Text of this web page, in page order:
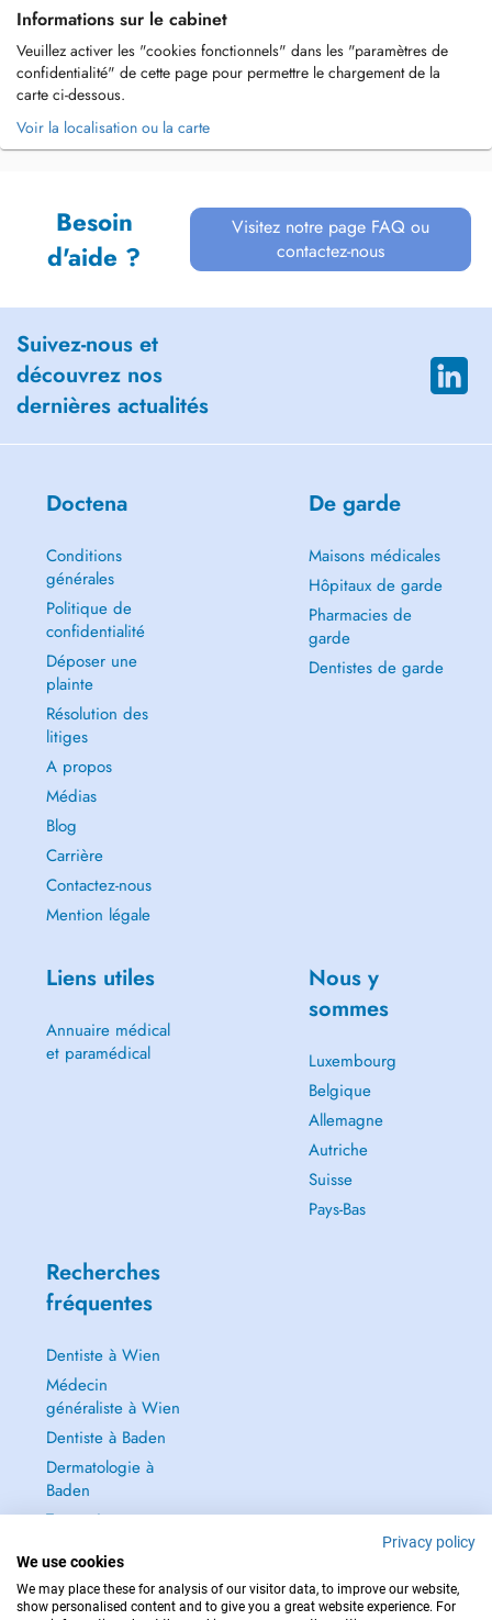
Informations sur le cabinet
Veuillez activer les "cookies fonctionnels" dans les "paramètres de
confidentialité" de cette page pour permettre le chargement de la
carte ci-dessous.
Voir la localisation ou la carte
Besoin
d'aide ?
Visitez notre page FAQ ou
contactez-nous
Suivez-nous et
découvrez nos
dernières actualités
Doctena
Conditions
générales
Politique de
confidentialité
Déposer une
plainte
Résolution des
litiges
A propos
Médias
Blog
Carrière
Contactez-nous
Mention légale
De garde
Maisons médicales
Hôpitaux de garde
Pharmacies de
garde
Dentistes de garde
Liens utiles
Annuaire médical
et paramédical
Nous y
sommes
Luxembourg
Belgique
Allemagne
Autriche
Suisse
Pays-Bas
Recherches
fréquentes
Dentiste à Wien
Médecin
généraliste à Wien
Dentiste à Baden
Dermatologie à
Baden
Tout voir →
Privacy policy
We use cookies
We may place these for analysis of our visitor data, to improve our website,
show personalised content and to give you a great website experience. For